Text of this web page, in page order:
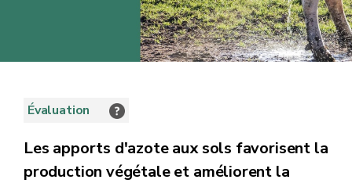
Évaluation
Les apports d'azote aux sols favorisent la
production végétale et améliorent la